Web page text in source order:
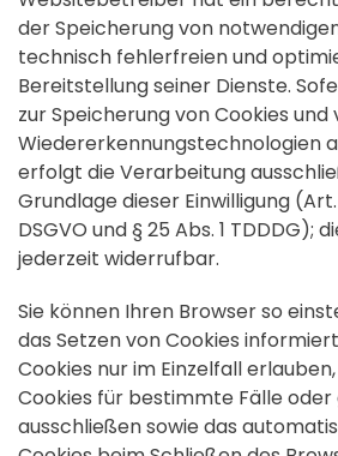
der Speicherung von
technisch fehlerfreien und
Bereitstellung seiner Dienste.
zur Speicherung von Cookies
Wiedererkennungstechnologien
erfolgt die Verarbeitung
Grundlage dieser Einwilligung (Art.
DSGVO und § 25 Abs. 1 TDDDG);
jederzeit widerrufbar.
Sie können Ihren Browser so
das Setzen von Cookies
Cookies nur im Einzelfall
Cookies für bestimmte Fälle
ausschließen sowie das